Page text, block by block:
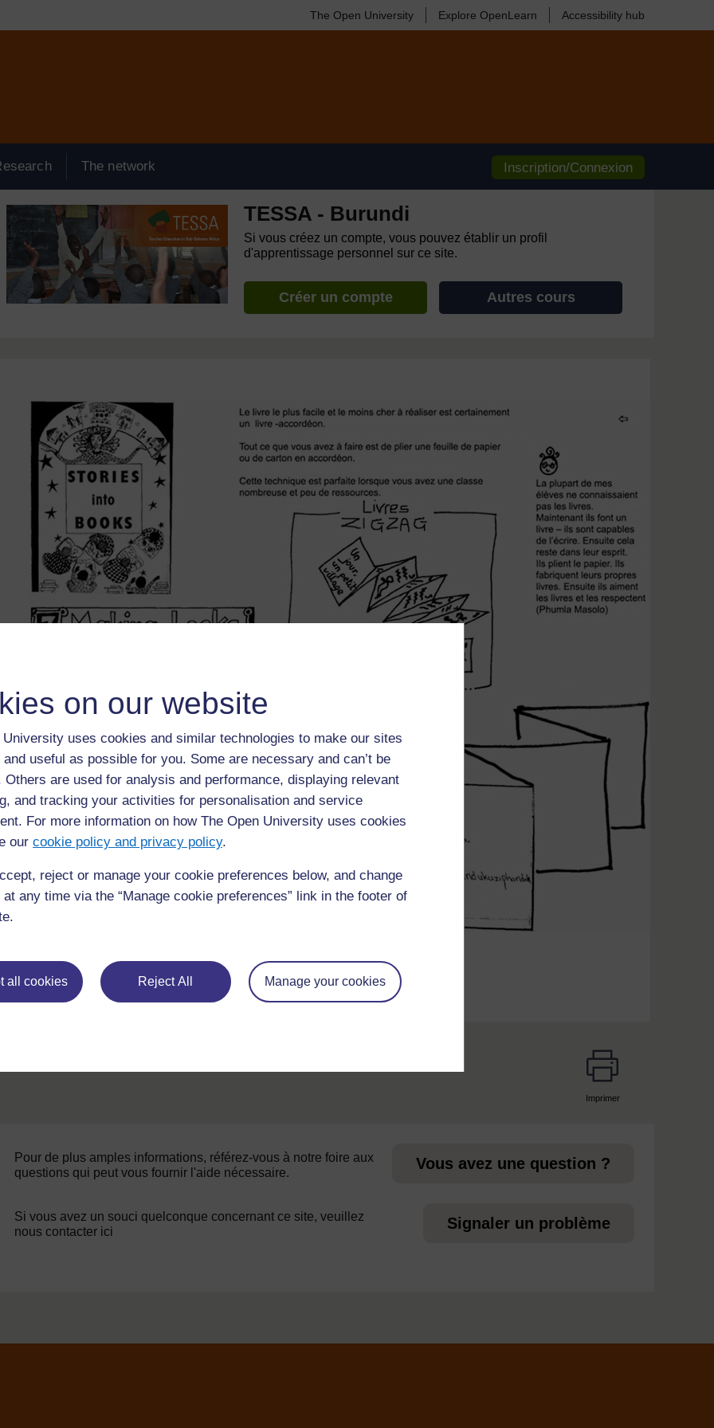
on our website
University uses cookies and similar technologies to make our sites
useful as possible for you. Some are necessary and can’t be
Others are used for analysis and performance, displaying relevant
and tracking your activities for personalisation and service
For more information on how The Open University uses cookies
our cookie policy and privacy policy.
reject or manage your cookie preferences below, and change
any time via the “Manage cookie preferences” link in the footer of
all cookies Reject All Manage your cookies
The Open University Explore OpenLearn Accessibility hub
The network Inscription/Connexion
TESSA - Burundi
Si vous créez un compte, vous pouvez établir un profil
d'apprentissage personnel sur ce site.
Créer un compte Autres cours
Imprimer
Pour de plus amples informations, référez-vous à notre foire aux
questions qui peut vous fournir l'aide nécessaire.
Vous avez une question ?
Si vous avez un souci quelconque concernant ce site, veuillez
nous contacter ici
Signaler un problème